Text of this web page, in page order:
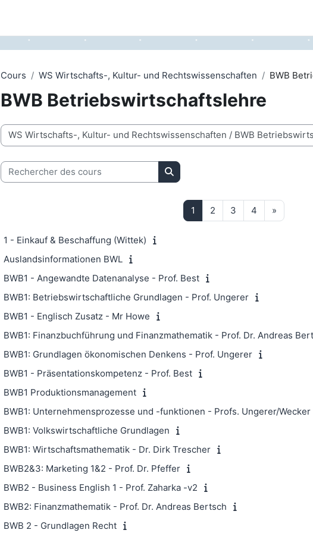
Cours WS Wirtschafts-, Kultur- und Rechtswissenschaften BWB
BWB Betriebswirtschaftslehre
Catégories de cours
Rechercher des cours
Rechercher des cours
1 Page 1
2 Page 2
3 Page 3
4 Page 4
»
1 - Einkauf & Beschaffung (Wittek)
Auslandsinformationen BWL
BWB1 - Angewandte Datenanalyse - Prof. Best
BWB1: Betriebswirtschaftliche Grundlagen - Prof. Ungerer
BWB1 - Englisch Zusatz - Mr Howe
BWB1: Finanzbuchführung und Finanzmathematik - Prof. Dr. Andreas
BWB1: Grundlagen ökonomischen Denkens - Prof. Ungerer
BWB1 - Präsentationskompetenz - Prof. Best
BWB1 Produktionsmanagement
BWB1: Unternehmensprozesse und -funktionen - Profs. Ungerer/Wecker
BWB1: Volkswirtschaftliche Grundlagen
BWB1: Wirtschaftsmathematik - Dr. Dirk Trescher
BWB2&3: Marketing 1&2 - Prof. Dr. Pfeffer
BWB2 - Business English 1 - Prof. Zaharka -v2
BWB2: Finanzmathematik - Prof. Dr. Andreas Bertsch
BWB 2 - Grundlagen Recht